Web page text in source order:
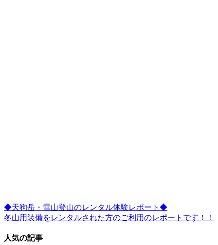
◆天狗岳・雪山登山のレンタル体験レポート◆
冬山用装備をレンタルされた方のご利用のレポートです！！
人気の記事